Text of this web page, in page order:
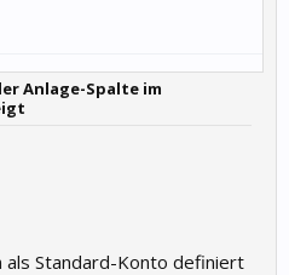
Anlage-Spalte im
als Standard-Konto definiert